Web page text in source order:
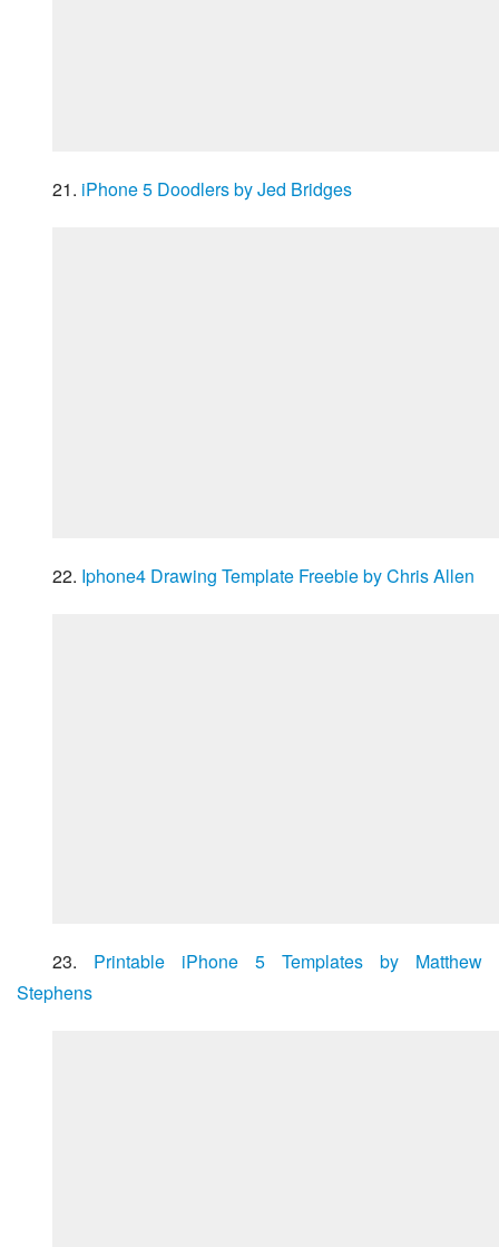
21. iPhone 5 Doodlers by Jed Bridges
22. Iphone4 Drawing Template Freebie by Chris Allen
23. Printable iPhone 5 Templates by Matthew
Stephens